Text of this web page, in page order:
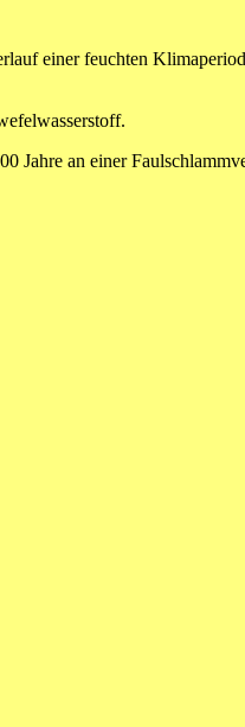
einer feuchten
Jahre an einer